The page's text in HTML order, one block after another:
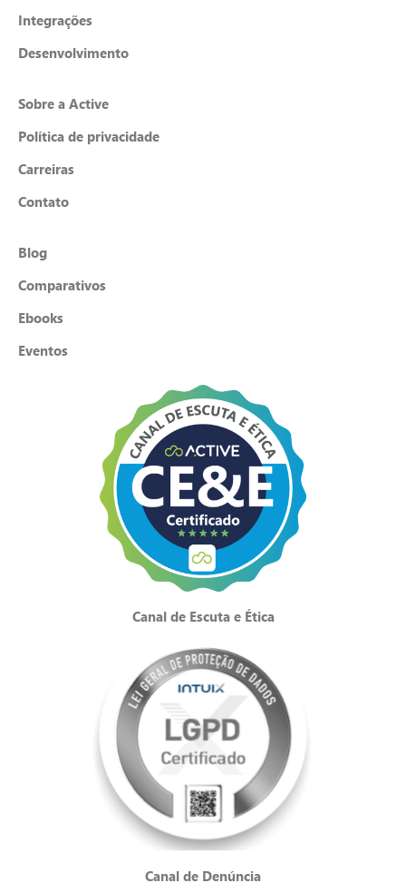
Integrações
Desenvolvimento
Sobre a Active
Política de privacidade
Carreiras
Contato
Blog
Comparativos
Ebooks
Eventos
Canal de Escuta e Ética
Canal de Denúncia